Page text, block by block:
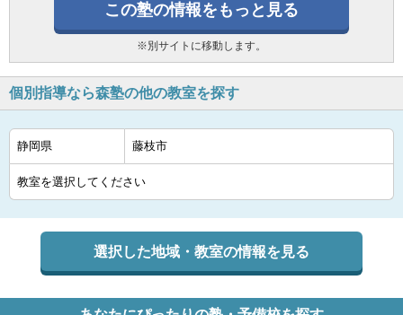
この塾の情報をもっと見る
※別サイトに移動します。
個別指導なら森塾の他の教室を探す
選択した地域・教室の情報を見る